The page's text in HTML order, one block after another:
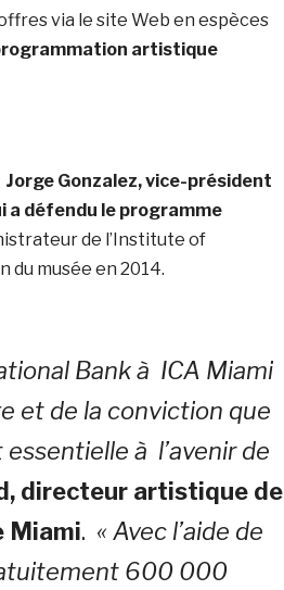
via le site Web en espèces
artistique
Gonzalez, vice-président
a défendu le programme
de l’Institute of
du musée en 2014.
Bank à ICA Miami
et de la conviction que
à l’avenir de
directeur artistique de
Miami. « Avec l’aide de
600 000